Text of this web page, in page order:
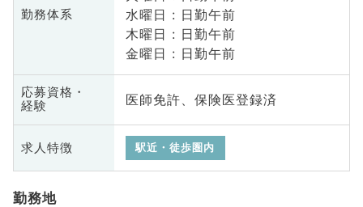
勤務体系
水曜日 : 日勤午前
木曜日 : 日勤午前
金曜日 : 日勤午前
応募資格・
経験
医師免許、保険医登録済
求人特徴 駅近・徒歩圏内
勤務地